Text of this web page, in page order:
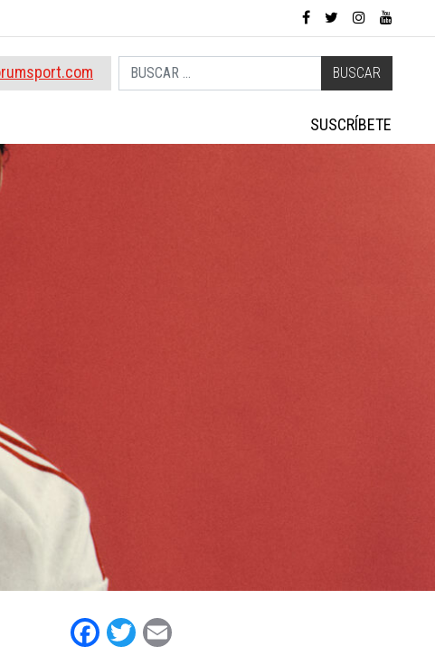
Buscar
SUSCRÍBETE
Facebook
Twitter